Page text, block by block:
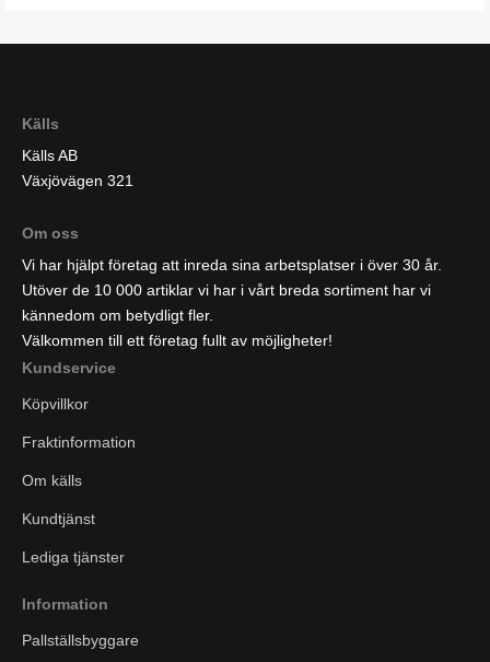
Källs
Källs AB
Växjövägen 321
Om oss
Vi har hjälpt företag att inreda sina arbetsplatser i över 30 år.
Utöver de 10 000 artiklar vi har i vårt breda sortiment har vi
kännedom om betydligt fler.
Välkommen till ett företag fullt av möjligheter!
Kundservice
Köpvillkor
Fraktinformation
Om källs
Kundtjänst
Lediga tjänster
Information
Pallställsbyggare